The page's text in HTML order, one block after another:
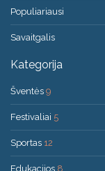
Populiariausi
Savaitgalis
Kategorija
Šventės 9
Festivaliai 5
Sportas 12
Edukacijos 8